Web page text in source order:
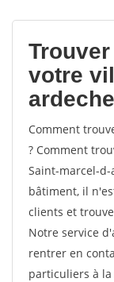
votre
ardeche
Comment
? Comment
Saint-marcel-
bâtiment, il
clients et
Notre service
rentrer en
particuliers à